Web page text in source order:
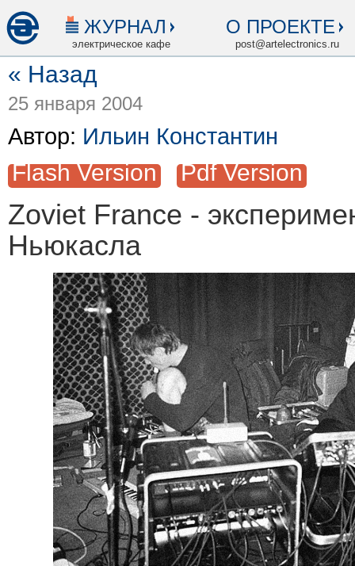
ЖУРНАЛ
электрическое кафе
О ПРОЕКТЕ
post@artelectronics.ru
« Назад
25 января 2004
Автор: Ильин Константин
Flash Version Pdf Version
Zoviet France -
Ньюкасла